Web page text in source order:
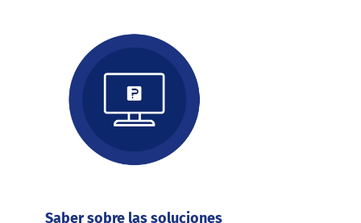
Saber sobre las soluciones